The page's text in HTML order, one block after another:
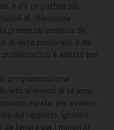
e c'è un pathos più
di riflessione
presenza/assenza dei
di vista pastorale, é da
e adatto per
programmazione
ai minori di 14 anni,
mirate, per avviare
del rapporto 'giovani-